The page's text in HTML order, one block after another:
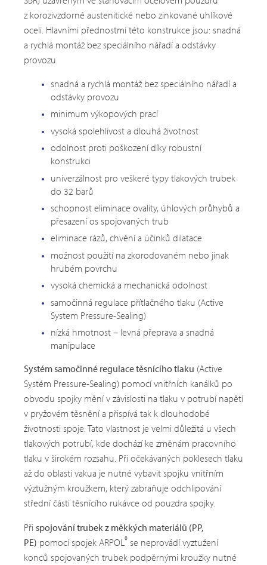
z korozivzdorné austenitické nebo zinkované uhlíkové
oceli. Hlavními přednostmi této konstrukce jsou: snadná
a rychlá montáž bez speciálního nářadí a odstávky
provozu.
snadná a rychlá montáž bez speciálního nářadí a
odstávky provozu
minimum výkopových prací
vysoká spolehlivost a dlouhá životnost
odolnost proti poškození díky robustní
konstrukci
univerzálnost pro veškeré typy tlakových trubek
do 32 barů
schopnost eliminace ovality, úhlových průhybů a
přesazení os spojovaných trub
eliminace rázů, chvění a účinků dilatace
možnost použití na zkorodovaném nebo jinak
hrubém povrchu
vysoká chemická a mechanická odolnost
samočinná regulace přítlačného tlaku (Active
System Pressure-Sealing)
nízká hmotnost – levná přeprava a snadná
manipulace
Systém samočinné regulace těsnícího tlaku (Active
Systém Pressure-Sealing) pomocí vnitřních kanálků po
obvodu spojky mění v závislosti na tlaku v potrubí napětí
v pryžovém těsnění a přispívá tak k dlouhodobé
životnosti spoje. Tato vlastnost je velmi důležitá u všech
tlakových potrubí, kde dochází ke změnám pracovního
tlaku v širokém rozsahu. Při očekávaných poklesech tlaku
až do oblasti vakua je nutné vybavit spojku vnitřním
výztužným kroužkem, který zabraňuje odchlipování
střední části těsnícího rukávce od pouzdra spojky.
Při spojování trubek z měkkých materiálů (PP,
PE) pomocí spojek ARPOL ® se neprovádí vyztužení
konců spojovaných trubek podpěrnými kroužky nutné